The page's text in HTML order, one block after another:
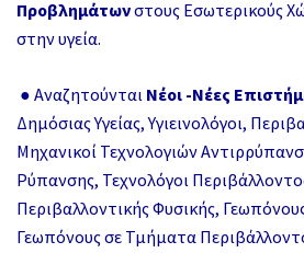
Προβλημάτωνστους Εσωτερικούς
στην υγεία.
● Αναζητούνται Νέοι -Νέες
Δημόσιας Υγείας, Υγιεινολόγοι,
Μηχανικοί Τεχνολογιών
Ρύπανσης, Τεχνολόγοι
Περιβαλλοντικής Φυσικής,
Γεωπόνους σε Τμήματα